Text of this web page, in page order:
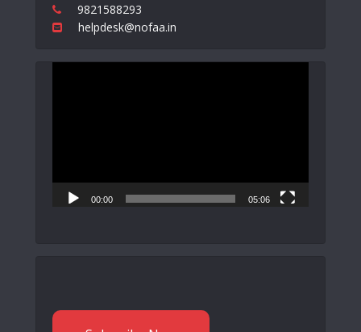
9821588293
helpdesk@nofaa.in
00:00 05:06